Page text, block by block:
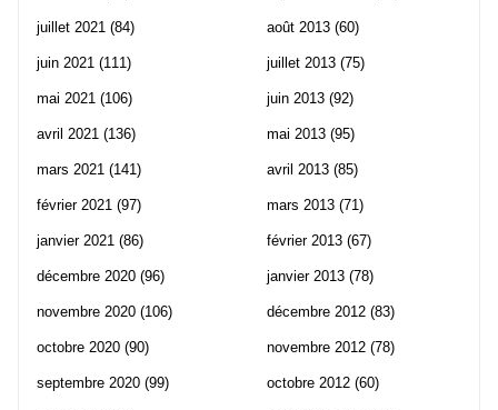
juillet 2021 (84)
juin 2021 (111)
mai 2021 (106)
avril 2021 (136)
mars 2021 (141)
février 2021 (97)
janvier 2021 (86)
décembre 2020 (96)
novembre 2020 (106)
octobre 2020 (90)
septembre 2020 (99)
août 2013 (60)
juillet 2013 (75)
juin 2013 (92)
mai 2013 (95)
avril 2013 (85)
mars 2013 (71)
février 2013 (67)
janvier 2013 (78)
décembre 2012 (83)
novembre 2012 (78)
octobre 2012 (60)